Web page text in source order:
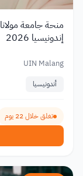
منحة جامعة
إندونيسيا 2026
UIN Malang
أندونيسيا
تغلق خلال 22 يوم